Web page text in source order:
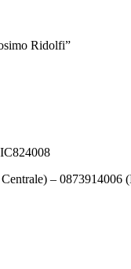
Ridolfi”
– 0873914006